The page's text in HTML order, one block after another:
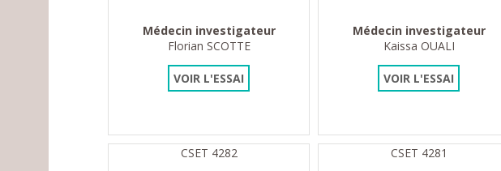
Médecin investigateur
Florian SCOTTE
VOIR L'ESSAI
Médecin investigateur
Kaissa OUALI
VOIR L'ESSAI
CSET 4282
CSET 4281